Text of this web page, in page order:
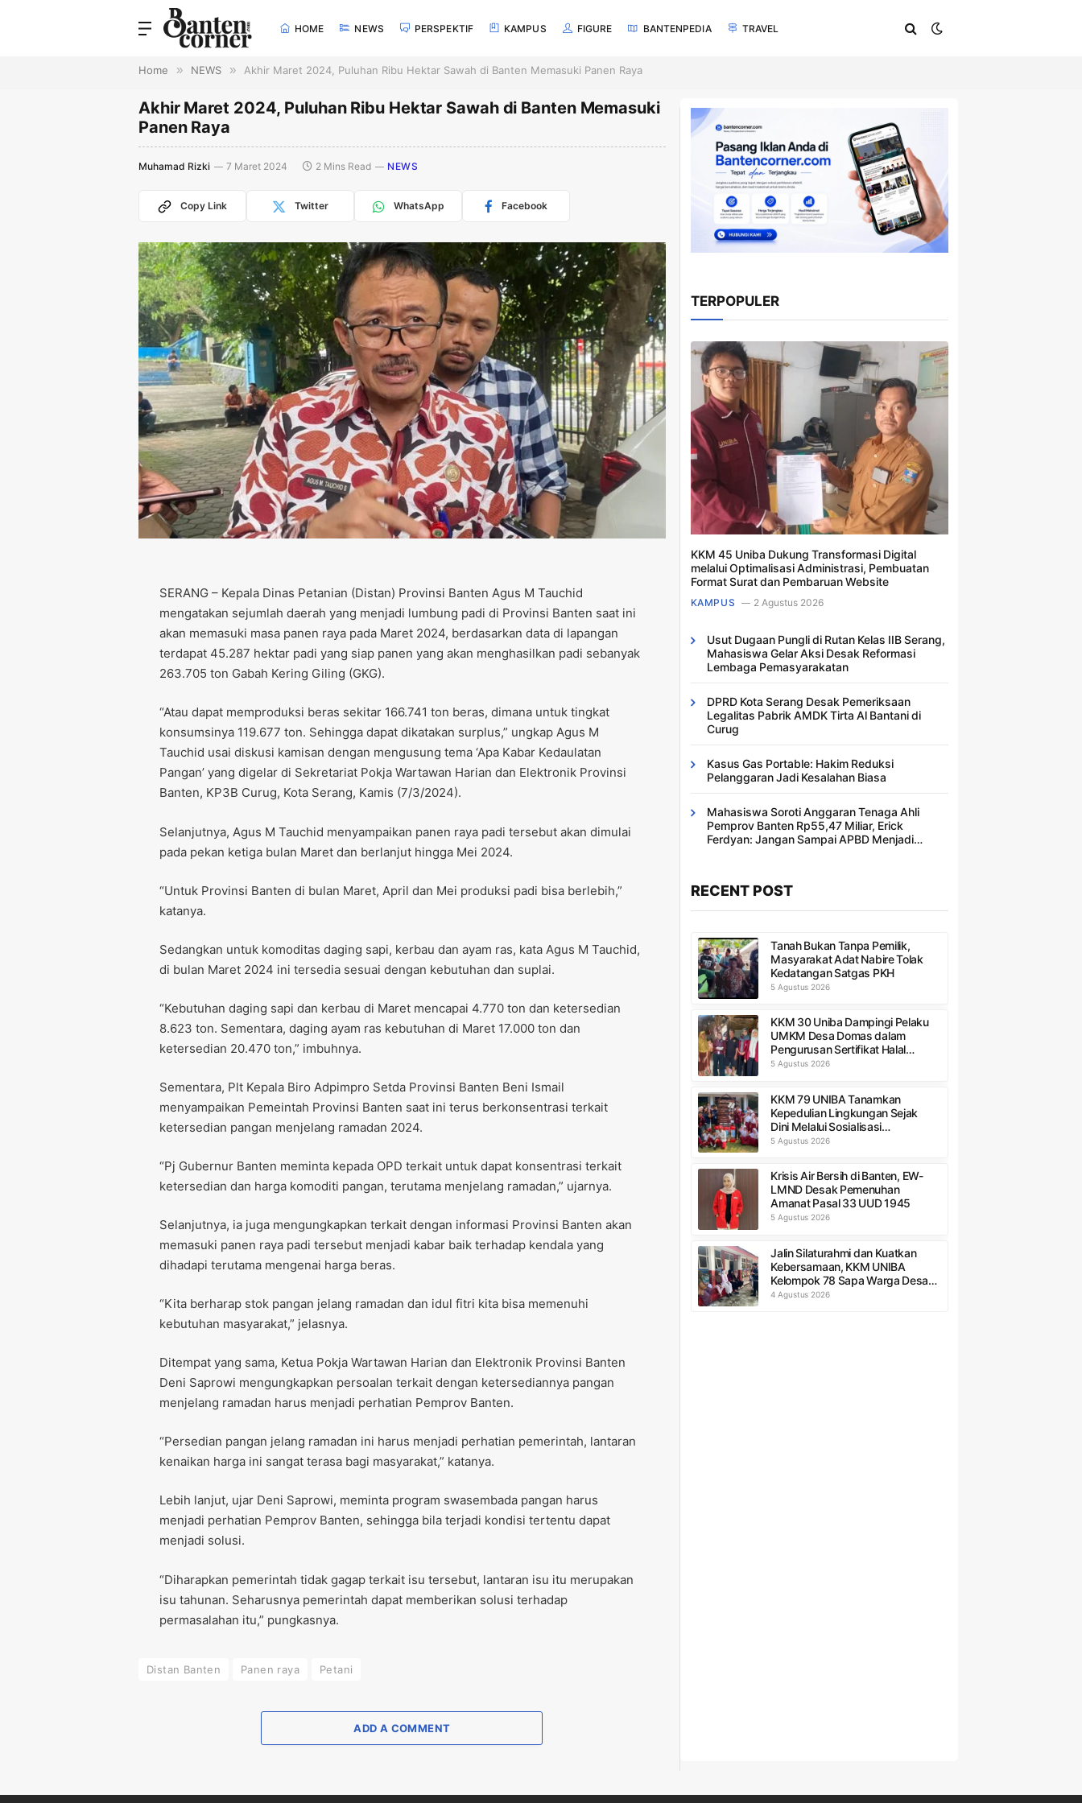
HOME NEWS PERSPEKTIF KAMPUS FIGURE BANTENPEDIA TRAVEL
Home » NEWS » Akhir Maret 2024, Puluhan Ribu Hektar Sawah di Banten Memasuki Panen Raya
Akhir Maret 2024, Puluhan Ribu Hektar Sawah di Banten Memasuki
Panen Raya
Muhamad Rizki 7 Maret 2024 2 Mins Read NEWS
Copy Link Twitter WhatsApp Facebook
SERANG – Kepala Dinas Petanian (Distan) Provinsi Banten Agus M Tauchid
mengatakan sejumlah daerah yang menjadi lumbung padi di Provinsi Banten saat ini
akan memasuki masa panen raya pada Maret 2024, berdasarkan data di lapangan
terdapat 45.287 hektar padi yang siap panen yang akan menghasilkan padi sebanyak
263.705 ton Gabah Kering Giling (GKG).
“Atau dapat memproduksi beras sekitar 166.741 ton beras, dimana untuk tingkat
konsumsinya 119.677 ton. Sehingga dapat dikatakan surplus,” ungkap Agus M
Tauchid usai diskusi kamisan dengan mengusung tema ‘Apa Kabar Kedaulatan
Pangan’ yang digelar di Sekretariat Pokja Wartawan Harian dan Elektronik Provinsi
Banten, KP3B Curug, Kota Serang, Kamis (7/3/2024).
Selanjutnya, Agus M Tauchid menyampaikan panen raya padi tersebut akan dimulai
pada pekan ketiga bulan Maret dan berlanjut hingga Mei 2024.
“Untuk Provinsi Banten di bulan Maret, April dan Mei produksi padi bisa berlebih,”
katanya.
Sedangkan untuk komoditas daging sapi, kerbau dan ayam ras, kata Agus M Tauchid,
di bulan Maret 2024 ini tersedia sesuai dengan kebutuhan dan suplai.
“Kebutuhan daging sapi dan kerbau di Maret mencapai 4.770 ton dan ketersedian
8.623 ton. Sementara, daging ayam ras kebutuhan di Maret 17.000 ton dan
ketersedian 20.470 ton,” imbuhnya.
Sementara, Plt Kepala Biro Adpimpro Setda Provinsi Banten Beni Ismail
menyampaikan Pemeintah Provinsi Banten saat ini terus berkonsentrasi terkait
ketersedian pangan menjelang ramadan 2024.
“Pj Gubernur Banten meminta kepada OPD terkait untuk dapat konsentrasi terkait
ketersedian dan harga komoditi pangan, terutama menjelang ramadan,” ujarnya.
Selanjutnya, ia juga mengungkapkan terkait dengan informasi Provinsi Banten akan
memasuki panen raya padi tersebut menjadi kabar baik terhadap kendala yang
dihadapi terutama mengenai harga beras.
“Kita berharap stok pangan jelang ramadan dan idul fitri kita bisa memenuhi
kebutuhan masyarakat,” jelasnya.
Ditempat yang sama, Ketua Pokja Wartawan Harian dan Elektronik Provinsi Banten
Deni Saprowi mengungkapkan persoalan terkait dengan ketersediannya pangan
menjelang ramadan harus menjadi perhatian Pemprov Banten.
“Persedian pangan jelang ramadan ini harus menjadi perhatian pemerintah, lantaran
kenaikan harga ini sangat terasa bagi masyarakat,” katanya.
Lebih lanjut, ujar Deni Saprowi, meminta program swasembada pangan harus
menjadi perhatian Pemprov Banten, sehingga bila terjadi kondisi tertentu dapat
menjadi solusi.
“Diharapkan pemerintah tidak gagap terkait isu tersebut, lantaran isu itu merupakan
isu tahunan. Seharusnya pemerintah dapat memberikan solusi terhadap
permasalahan itu,” pungkasnya.
Distan Banten Panen raya Petani
ADD A COMMENT
TERPOPULER
KKM 45 Uniba Dukung Transformasi Digital
melalui Optimalisasi Administrasi, Pembuatan
Format Surat dan Pembaruan Website
KAMPUS 2 Agustus 2026
Usut Dugaan Pungli di Rutan Kelas IIB Serang,
Mahasiswa Gelar Aksi Desak Reformasi
Lembaga Pemasyarakatan
DPRD Kota Serang Desak Pemeriksaan
Legalitas Pabrik AMDK Tirta Al Bantani di
Curug
Kasus Gas Portable: Hakim Reduksi
Pelanggaran Jadi Kesalahan Biasa ​
Mahasiswa Soroti Anggaran Tenaga Ahli
Pemprov Banten Rp55,47 Miliar, Erick
Ferdyan: Jangan Sampai APBD Menjadi
RECENT POST
Tanah Bukan Tanpa Pemilik,
Masyarakat Adat Nabire Tolak
Kedatangan Satgas PKH
5 Agustus 2026
KKM 30 Uniba Dampingi Pelaku
UMKM Desa Domas dalam
Pengurusan Sertifikat Halal
Produk
5 Agustus 2026
KKM 79 UNIBA Tanamkan
Kepedulian Lingkungan Sejak
Dini Melalui Sosialisasi
Pengelolaan Sampah di SDN 1
5 Agustus 2026
Krisis Air Bersih di Banten, EW-
LMND Desak Pemenuhan
Amanat Pasal 33 UUD 1945
5 Agustus 2026
Jalin Silaturahmi dan Kuatkan
Kebersamaan, KKM UNIBA
Kelompok 78 Sapa Warga Desa
Sumurbandung
4 Agustus 2026